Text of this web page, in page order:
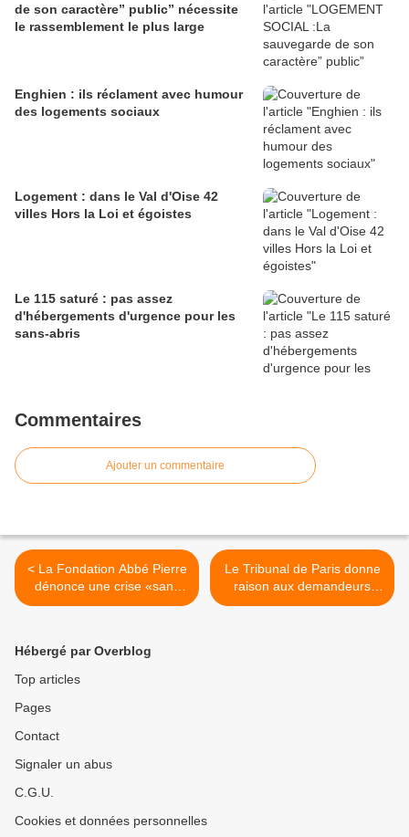
de son caractère” public” nécessite
le rassemblement le plus large
Enghien : ils réclament avec humour
des logements sociaux
Logement : dans le Val d'Oise 42
villes Hors la Loi et égoistes
Le 115 saturé : pas assez
d'hébergements d'urgence pour les
sans-abris
Commentaires
Ajouter un commentaire
< La Fondation Abbé Pierre
dénonce une crise «sans
précédent»
Le Tribunal de Paris donne
raison aux demandeurs
DALO >
Hébergé par Overblog
Top articles
Pages
Contact
Signaler un abus
C.G.U.
Cookies et données personnelles